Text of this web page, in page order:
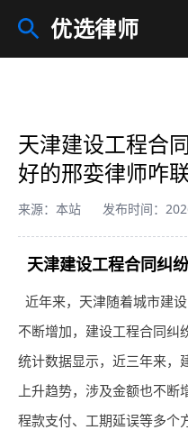
优选律师
天津建设工程合
好的邢娈律师咋联
来源：本站 发布时间：
天津建设工程合同纠
近年来，天津随着城市建
不断增加，建设工程合同纠
统计数据显示，近三年来，
上升趋势，涉及金额也不
程款支付、工期延误等多个